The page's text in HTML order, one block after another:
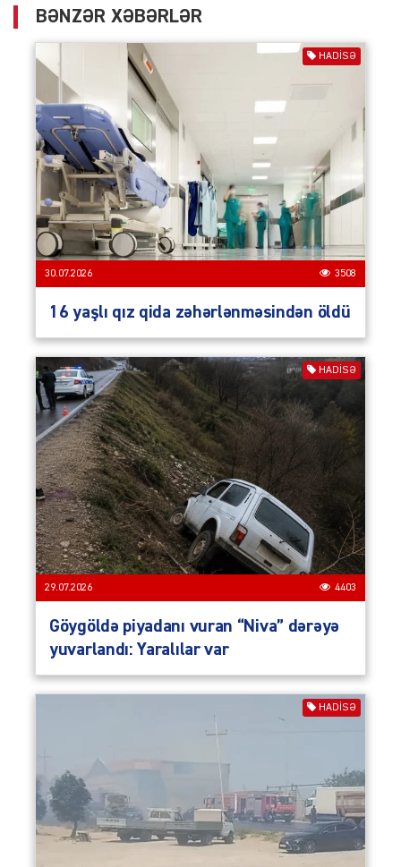
BƏNZƏR XƏBƏRLƏR
HADISƏ
30.07.2026 3508
16 yaşlı qız qida zəhərlənməsindən öldü
HADISƏ
29.07.2026 4403
Göygöldə piyadanı vuran “Niva” dərəyə
yuvarlandı: Yaralılar var
HADISƏ